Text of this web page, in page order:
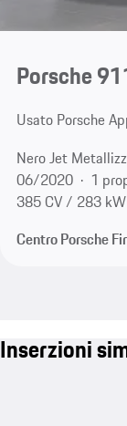
Porsche
Usato Porsche
Nero Jet
06/2020
1
385 CV / 283 kW
Centro Porsche
Inserzioni